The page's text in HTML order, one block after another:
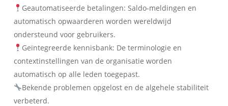
Geautomatiseerde betalingen: Saldo-meldingen en
automatisch opwaarderen worden wereldwijd
ondersteund voor gebruikers.
Geïntegreerde kennisbank: De terminologie en
contextinstellingen van de organisatie worden
automatisch op alle leden toegepast.
Bekende problemen opgelost en de algehele stabiliteit
verbeterd.